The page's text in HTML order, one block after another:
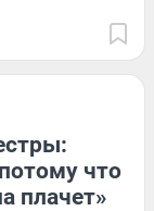
что
плачет»